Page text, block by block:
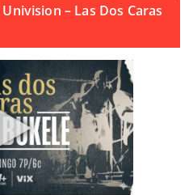
Univision – Las Dos Caras